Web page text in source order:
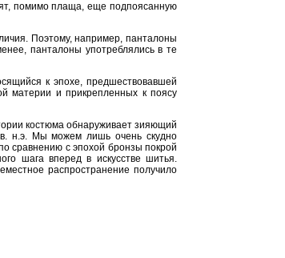
помимо плаща, еще подпоясанную
Поэтому, например, панталоны
панталоны употреблялись в те
к эпохе, предшествовавшей
материи и прикрепленных к поясу
костюма обнаруживает зияющий
н.э. Мы можем лишь очень скудно
сравнению с эпохой бронзы покрой
шага вперед в искусстве шитья.
распространение получило